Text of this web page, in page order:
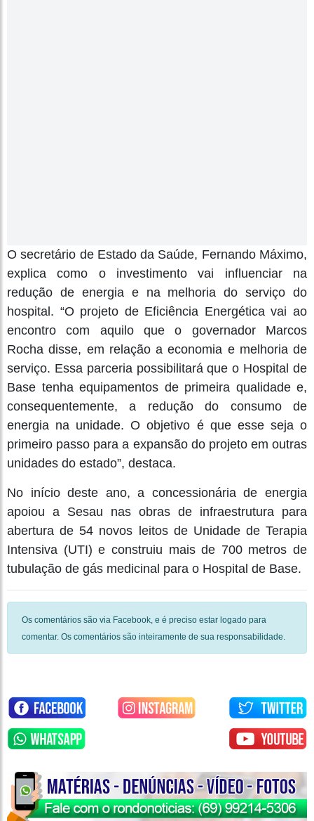
O secretário de Estado da Saúde, Fernando Máximo,
explica como o investimento vai influenciar na
redução de energia e na melhoria do serviço do
hospital. “O projeto de Eficiência Energética vai ao
encontro com aquilo que o governador Marcos
Rocha disse, em relação a economia e melhoria de
serviço. Essa parceria possibilitará que o Hospital de
Base tenha equipamentos de primeira qualidade e,
consequentemente, a redução do consumo de
energia na unidade. O objetivo é que esse seja o
primeiro passo para a expansão do projeto em outras
unidades do estado”, destaca.
No início deste ano, a concessionária de energia
apoiou a Sesau nas obras de infraestrutura para
abertura de 54 novos leitos de Unidade de Terapia
Intensiva (UTI) e construiu mais de 700 metros de
tubulação de gás medicinal para o Hospital de Base.
Os comentários são via Facebook, e é preciso estar logado para
comentar. Os comentários são inteiramente de sua responsabilidade.